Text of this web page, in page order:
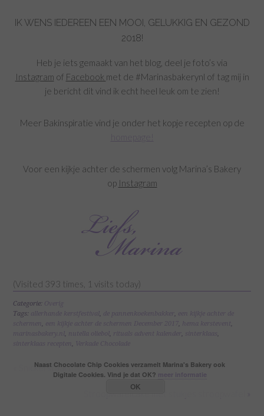
IK WENS IEDEREEN EEN MOOI, GELUKKIG EN GEZOND
2018!
Heb je iets gemaakt van het blog, deel je foto’s via
Instagram of Facebook met de #Marinasbakerynl of tag mij in
je bericht dit vind ik echt heel leuk om te zien!
Meer Bakinspiratie vind je onder het kopje recepten op de
homepage!
Voor een kijkje achter de schermen volg Marina’s Bakery
op Instagram
(Visited 393 times, 1 visits today)
Categorie: Overig
Tags: allerhande kerstfestival, de pannenkoekenbakker,
een kijkje achter de
schermen, een kijkje achter de schermen December 2017, hema kerstevent,
marinasbakery.nl, nutella oliebol, rituals advent kalender, sinterklaas,
sinterklaas recepten, Verkade Chocolade
« Snickerstaart
Naast Chocolate Chip Cookies verzamelt Marina's Bakery ook
Digitale Cookies. Vind je dat OK? meer informatie
OK